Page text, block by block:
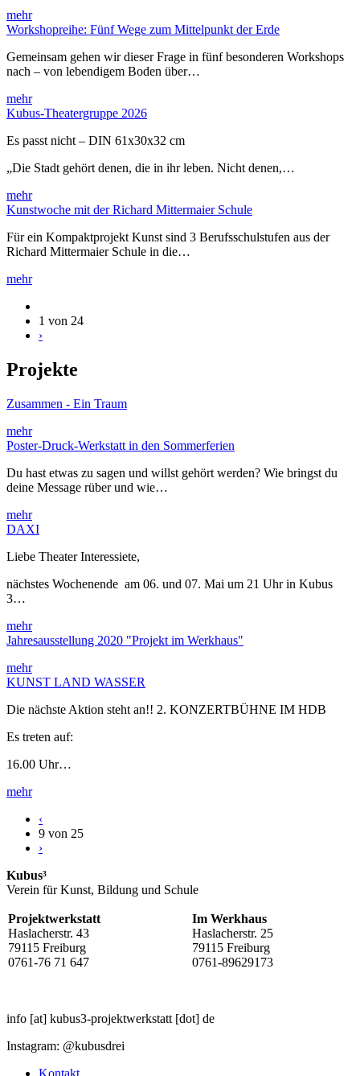
mehr
Workshopreihe: Fünf Wege zum Mittelpunkt der Erde
Gemeinsam gehen wir dieser Frage in fünf besonderen Workshops
nach – von lebendigem Boden über…
mehr
Kubus-Theatergruppe 2026
Es passt nicht – DIN 61x30x32 cm
„Die Stadt gehört denen, die in ihr leben. Nicht denen,…
mehr
Kunstwoche mit der Richard Mittermaier Schule
Für ein Kompaktprojekt Kunst sind 3 Berufsschulstufen aus der
Richard Mittermaier Schule in die…
mehr
1 von 24
›
Projekte
Zusammen - Ein Traum
mehr
Poster-Druck-Werkstatt in den Sommerferien
Du hast etwas zu sagen und willst gehört werden? Wie bringst du
deine Message rüber und wie…
mehr
DAXI
Liebe Theater Interessiete,
nächstes Wochenende am 06. und 07. Mai um 21 Uhr in Kubus
3…
mehr
Jahresausstellung 2020 "Projekt im Werkhaus"
mehr
KUNST LAND WASSER
Die nächste Aktion steht an!! 2. KONZERTBÜHNE IM HDB
Es treten auf:
16.00 Uhr…
mehr
‹
9 von 25
›
Kubus³
Verein für Kunst, Bildung und Schule
Projektwerkstatt
Haslacherstr. 43
79115 Freiburg
0761-76 71 647
Im Werkhaus
Haslacherstr. 25
79115 Freiburg
0761-89629173
info [at] kubus3-projektwerkstatt [dot] de
Instagram: @kubusdrei
Kontakt